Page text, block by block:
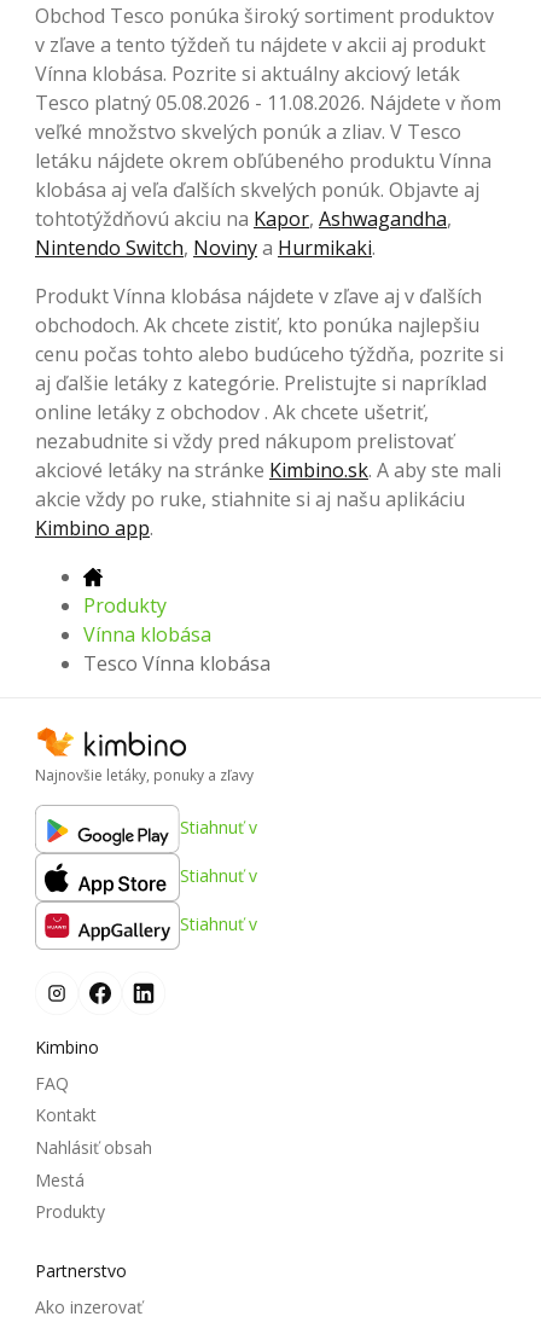
Obchod Tesco ponúka široký sortiment produktov
v zľave a tento týždeň tu nájdete v akcii aj produkt
Vínna klobása. Pozrite si aktuálny akciový leták
Tesco platný 05.08.2026 - 11.08.2026. Nájdete v ňom
veľké množstvo skvelých ponúk a zliav. V Tesco
letáku nájdete okrem obľúbeného produktu Vínna
klobása aj veľa ďalších skvelých ponúk. Objavte aj
tohtotýždňovú akciu na Kapor, Ashwagandha,
Nintendo Switch, Novinya Hurmikaki.
Produkt Vínna klobása nájdete v zľave aj v ďalších
obchodoch. Ak chcete zistiť, kto ponúka najlepšiu
cenu počas tohto alebo budúceho týždňa, pozrite si
aj ďalšie letáky z kategórie. Prelistujte si napríklad
online letáky z obchodov . Ak chcete ušetriť,
nezabudnite si vždy pred nákupom prelistovať
akciové letáky na stránke Kimbino.sk. A aby ste mali
akcie vždy po ruke, stiahnite si aj našu aplikáciu
Kimbino app.
Produkty
Vínna klobása
Tesco Vínna klobása
Najnovšie letáky, ponuky a zľavy
Stiahnuť v
Stiahnuť v
Stiahnuť v
Kimbino
FAQ
Kontakt
Nahlásiť obsah
Mestá
Produkty
Partnerstvo
Ako inzerovať